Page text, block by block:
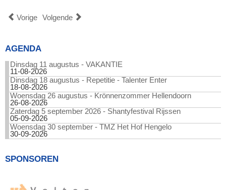
Vorige Volgende
AGENDA
Dinsdag 11 augustus - VAKANTIE
11-08-2026
Dinsdag 18 augustus - Repetitie - Talenter Enter
18-08-2026
Woensdag 26 augustus - Krönnenzommer Hellendoorn
26-08-2026
Zaterdag 5 september 2026 - Shantyfestival Rijssen
05-09-2026
Woensdag 30 september - TMZ Het Hof Hengelo
30-09-2026
SPONSOREN